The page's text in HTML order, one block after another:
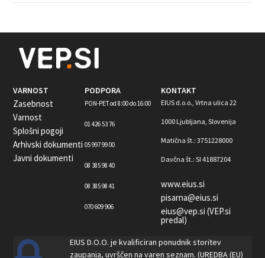
VARNOST
Zasebnost
Varnost
Splošni pogoji
Arhivski dokumenti
Javni dokumenti
PODPORA
PON-PET od 8:00 do 16:00
01 426 53 76
05 997 99 00
08 385 98 40
08 385 98 41
070 609 906
KONTAKT
EIUS d.o.o., Vrtna ulica 22
1000 Ljubljana, Slovenija
Matična št.: 3751228000
Davčna št.: SI 41887204
www.eius.si
pisarna@eius.si
eius@vep.si (VEP.si
predal)
EIUS D.O.O. je kvalificiran ponudnik storitev
zaupanja, uvrščen na varen seznam. (UREDBA (EU)